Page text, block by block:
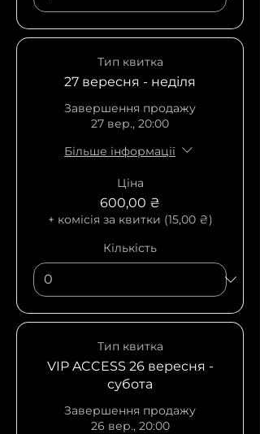
Тип квитка
27 вересня - неділя
Завершення продажу
27 вер., 20:00
Більше інформації
Ціна
600,00 ₴
+ комісія за квитки (15,00 ₴)
Кількість
Тип квитка
VIP ACCESS 26 вересня -
субота
Завершення продажу
26 вер., 20:00